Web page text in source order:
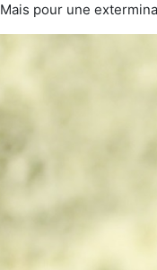
Mais pour une